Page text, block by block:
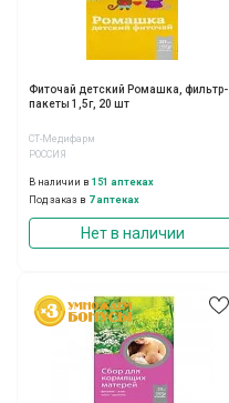
Фиточай детский Ромашка, фильтр-
пакеты 1,5г, 20 шт
СТ-Медифарм
РОССИЯ
В наличии в 151 аптеках
Под заказ в 7 аптеках
Нет в наличии